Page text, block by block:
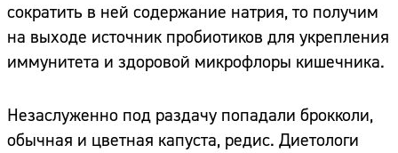
сократить в ней содержание натрия, то получим
на выходе источник пробиотиков для укрепления
иммунитета и здоровой микрофлоры кишечника.
Незаслуженно под раздачу попадали брокколи,
обычная и цветная капуста, редис. Диетологи